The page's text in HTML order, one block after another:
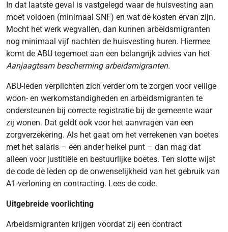
In dat laatste geval is vastgelegd waar de huisvesting aan
moet voldoen (minimaal SNF) en wat de kosten ervan zijn.
Mocht het werk wegvallen, dan kunnen arbeidsmigranten
nog minimaal vijf nachten de huisvesting huren. Hiermee
komt de ABU tegemoet aan een belangrijk advies van het
Aanjaagteam bescherming arbeidsmigranten.
ABU-leden verplichten zich verder om te zorgen voor veilige
woon- en werkomstandigheden en arbeidsmigranten te
ondersteunen bij correcte registratie bij de gemeente waar
zij wonen. Dat geldt ook voor het aanvragen van een
zorgverzekering. Als het gaat om het verrekenen van boetes
met het salaris – een ander heikel punt – dan mag dat
alleen voor justitiële en bestuurlijke boetes. Ten slotte wijst
de code de leden op de onwenselijkheid van het gebruik van
A1-verloning en contracting. Lees de code.
Uitgebreide voorlichting
Arbeidsmigranten krijgen voordat zij een contract